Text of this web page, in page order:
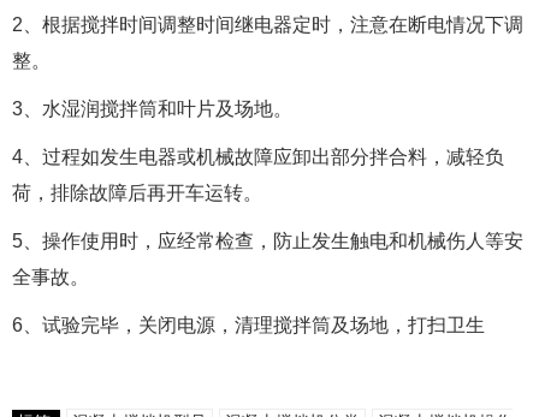
2、根据搅拌时间调整时间继电器定时，注意在断电情况下调
整。
3、水湿润搅拌筒和叶片及场地。
4、过程如发生电器或机械故障应卸出部分拌合料，减轻负
荷，排除故障后再开车运转。
5、操作使用时，应经常检查，防止发生触电和机械伤人等安
全事故。
6、试验完毕，关闭电源，清理搅拌筒及场地，打扫卫生